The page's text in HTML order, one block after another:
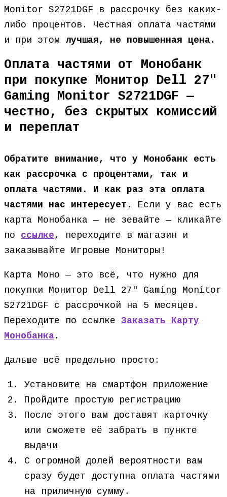
Monitor S2721DGF в рассрочку без каких-
либо процентов. Честная оплата частями
и при этом лучшая, не повышенная цена .
Оплата частями от Монобанк
при покупке Монитор Dell 27″
Gaming Monitor S2721DGF —
честно, без скрытых комиссий
и переплат
Обратите внимание, что у Монобанк есть
как рассрочка с процентами, так и
оплата частями. И как раз эта оплата
частями нас интересует.
Если у вас есть
карта Монобанка — не зевайте — кликайте
по ссылке, переходите в магазин и
заказывайте Игровые Мониторы!
Карта Моно — это всё, что нужно для
покупки Монитор Dell 27″ Gaming Monitor
S2721DGF с рассрочкой на 5 месяцев.
Переходите по ссылке Заказать Карту
Монобанка .
Дальше всё предельно просто:
Установите на смартфон приложение
Пройдите простую регистрацию
После этого вам доставят карточку
или сможете её забрать в пункте
выдачи
С огромной долей вероятности вам
сразу будет доступна оплата частями
на приличную сумму.